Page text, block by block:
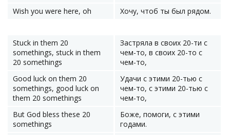
Wish you were here, oh
Хочу, чтоб ты был рядом.
Stuck in them 20
somethings, stuck in them
20 somethings
Застряла в своих 20-ти с
чем-то, в своих 20-то с
чем-то,
Good luck on them 20
somethings, good luck on
them 20 somethings
Удачи с этими 20-тью с
чем-то, с этими 20-тью с
чем-то,
But God bless these 20
somethings
Боже, помоги, с этими
годами.